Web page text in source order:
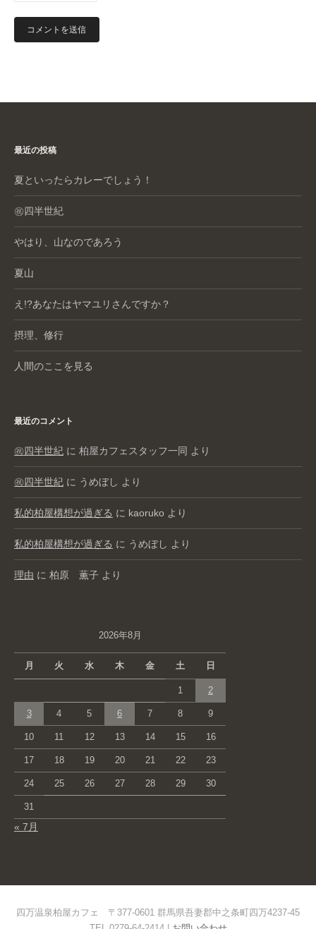
最近の投稿
夏といったらカレーでしょう！
㊗️四半世紀
やはり、山なのであろう
夏山
え!?あなたはヤマユリさんですか？
摂理、修行
人間のここを見る
最近のコメント
㊗️四半世紀 に 柏屋カフェスタッフ一同 より
㊗️四半世紀 に うめぼし より
私的柏屋構想が過ぎる に kaoruko より
私的柏屋構想が過ぎる に うめぼし より
理由 に 柏原 薫子 より
2026年8月
月 火 水 木 金 土 日
1 2
3 4 5 6 7 8 9
10 11 12 13 14 15 16
17 18 19 20 21 22 23
24 25 26 27 28 29 30
31
« 7月
四万温泉柏屋カフェ 〒377-0601 群馬県吾妻郡中之条町四万4237-45